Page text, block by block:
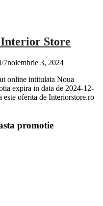
Interior Store
7noiembrie 3, 2024
online intitulata Noua
expira in data de 2024-12-
oferita de Interiorstore.ro
promotie